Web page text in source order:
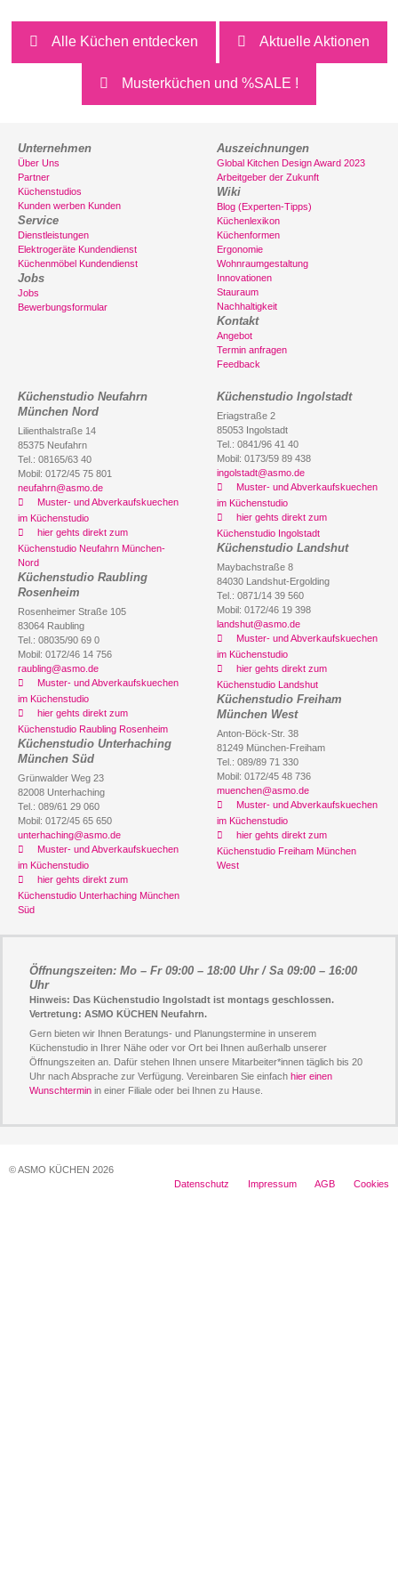
Alle Küchen entdecken Aktuelle Aktionen
Musterküchen und %SALE !
Unternehmen
Über Uns
Partner
Küchenstudios
Kunden werben Kunden
Service
Dienstleistungen
Elektrogeräte Kundendienst
Küchenmöbel Kundendienst
Jobs
Jobs
Bewerbungsformular
Auszeichnungen
Global Kitchen Design Award 2023
Arbeitgeber der Zukunft
Wiki
Blog (Experten-Tipps)
Küchenlexikon
Küchenformen
Ergonomie
Wohnraumgestaltung
Innovationen
Stauraum
Nachhaltigkeit
Kontakt
Angebot
Termin anfragen
Feedback
Küchenstudio Neufahrn
München Nord
Lilienthalstraße 14
85375 Neufahrn
Tel.: 08165/63 40
Mobil: 0172/45 75 801
neufahrn@asmo.de
Muster- und Abverkaufskuechen
im Küchenstudio
hier gehts direkt zum
Küchenstudio Neufahrn München-
Nord
Küchenstudio Raubling
Rosenheim
Rosenheimer Straße 105
83064 Raubling
Tel.: 08035/90 69 0
Mobil: 0172/46 14 756
raubling@asmo.de
Muster- und Abverkaufskuechen
im Küchenstudio
hier gehts direkt zum
Küchenstudio Raubling Rosenheim
Küchenstudio Unterhaching
München Süd
Grünwalder Weg 23
82008 Unterhaching
Tel.: 089/61 29 060
Mobil: 0172/45 65 650
unterhaching@asmo.de
Muster- und Abverkaufskuechen
im Küchenstudio
hier gehts direkt zum
Küchenstudio Unterhaching München
Süd
Küchenstudio Ingolstadt
Eriagstraße 2
85053 Ingolstadt
Tel.: 0841/96 41 40
Mobil: 0173/59 89 438
ingolstadt@asmo.de
Muster- und Abverkaufskuechen
im Küchenstudio
hier gehts direkt zum
Küchenstudio Ingolstadt
Küchenstudio Landshut
Maybachstraße 8
84030 Landshut-Ergolding
Tel.: 0871/14 39 560
Mobil: 0172/46 19 398
landshut@asmo.de
Muster- und Abverkaufskuechen
im Küchenstudio
hier gehts direkt zum
Küchenstudio Landshut
Küchenstudio Freiham
München West
Anton-Böck-Str. 38
81249 München-Freiham
Tel.: 089/89 71 330
Mobil: 0172/45 48 736
muenchen@asmo.de
Muster- und Abverkaufskuechen
im Küchenstudio
hier gehts direkt zum
Küchenstudio Freiham München
West
Öffnungszeiten: Mo – Fr 09:00 – 18:00 Uhr / Sa 09:00 – 16:00
Uhr
Hinweis: Das Küchenstudio Ingolstadt ist montags geschlossen.
Vertretung: ASMO KÜCHEN Neufahrn.
Gern bieten wir Ihnen Beratungs- und Planungstermine in unserem
Küchenstudio in Ihrer Nähe oder vor Ort bei Ihnen außerhalb unserer
Öffnungszeiten an. Dafür stehen Ihnen unsere Mitarbeiter*innen täglich bis 20
Uhr nach Absprache zur Verfügung. Vereinbaren Sie einfach hier einen
Wunschtermin in einer Filiale oder bei Ihnen zu Hause.
© ASMO KÜCHEN 2026
Datenschutz
Impressum AGB Cookies